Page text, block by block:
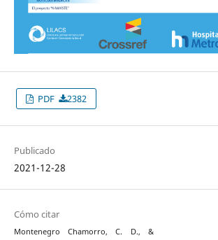
PDF 2382
Publicado
2021-12-28
Cómo citar
Montenegro Chamorro, C. D., &